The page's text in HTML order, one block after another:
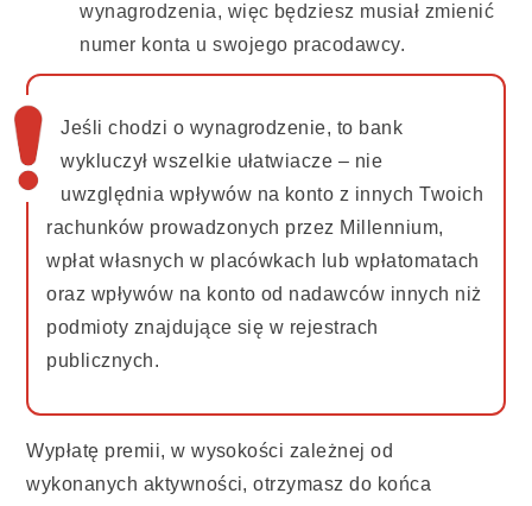
wynagrodzenia, więc będziesz musiał zmienić
numer konta u swojego pracodawcy.
Jeśli chodzi o wynagrodzenie, to bank
wykluczył wszelkie ułatwiacze – nie
uwzględnia wpływów na konto z innych Twoich
rachunków prowadzonych przez Millennium,
wpłat własnych w placówkach lub wpłatomatach
oraz wpływów na konto od nadawców innych niż
podmioty znajdujące się w rejestrach
publicznych.
Wypłatę premii, w wysokości zależnej od
wykonanych aktywności, otrzymasz do końca